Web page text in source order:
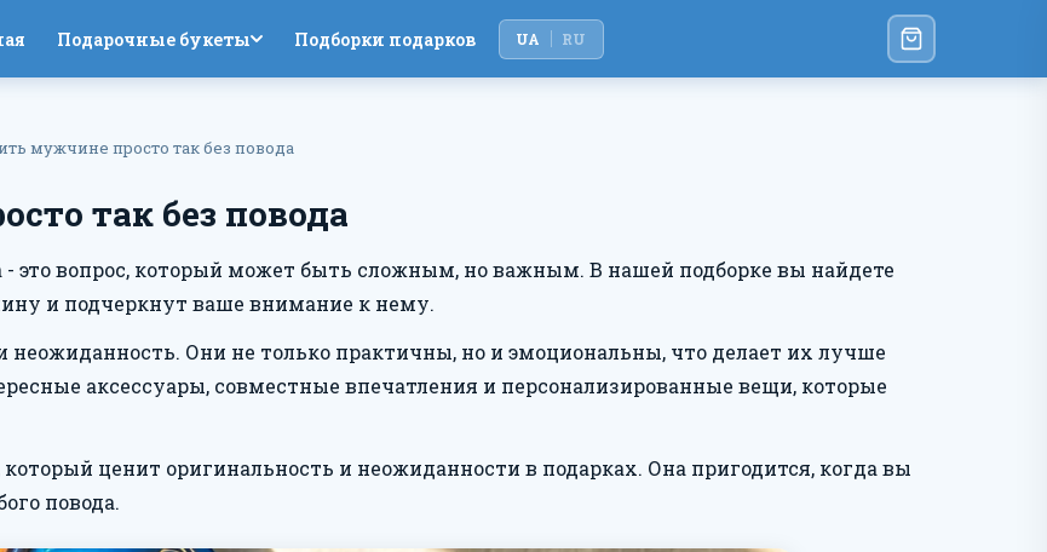
Подарочные букеты Подборки подарков UA RU
мужчине просто так без повода
так без повода
- это вопрос, который может быть сложным, но важным. В нашей подборке вы найдете
и подчеркнут ваше внимание к нему.
неожиданность. Они не только практичны, но и эмоциональны, что делает их лучше
аксессуары, совместные впечатления и персонализированные вещи, которые
ценит оригинальность и неожиданности в подарках. Она пригодится, когда вы
повода.